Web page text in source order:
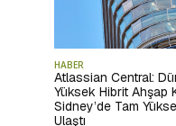
HABER
Atlassian Central:
Yüksek Hibrit Ahşap
Sidney’de Tam
Ulaştı